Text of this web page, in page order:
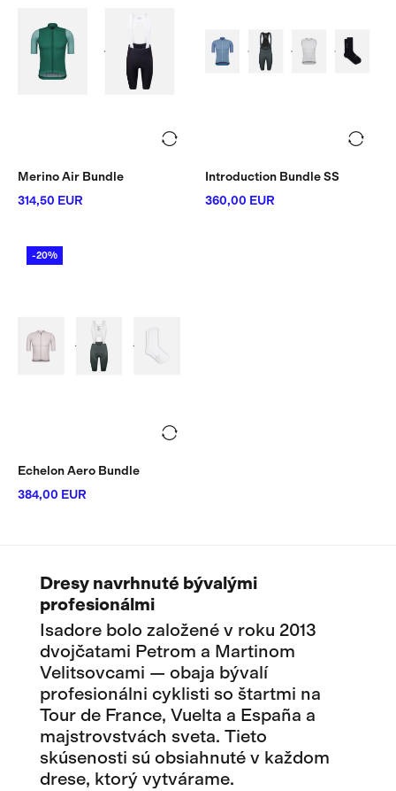
Merino Air Bundle
314,50 EUR
Introduction Bundle SS
360,00 EUR
-20%
Echelon Aero Bundle
384,00 EUR
Dresy navrhnuté bývalými
profesionálmi
Isadore bolo založené v roku 2013
dvojčatami Petrom a Martinom
Velitsovcami — obaja bývalí
profesionálni cyklisti so štartmi na
Tour de France, Vuelta a España a
majstrovstvách sveta. Tieto
skúsenosti sú obsiahnuté v každom
drese, ktorý vytvárame.